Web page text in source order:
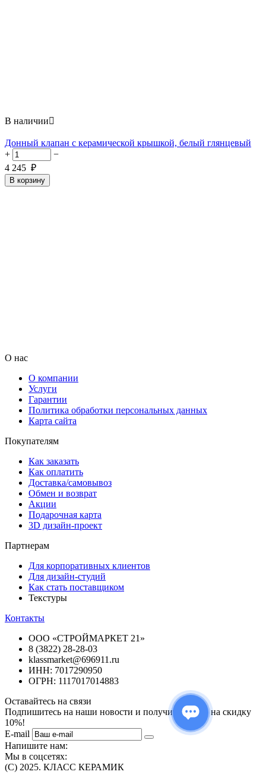
В наличии
Донный клапан с керамической крышкой, белый глянцевый
+
−
4 245 ₽
В корзину
О нас
О компании
Услуги
Гарантии
Политика обработки персональных данных
Карта сайта
Покупателям
Как заказать
Как оплатить
Доставка/самовывоз
Обмен и возврат
Акции
Подарочная карта
3D дизайн-проект
Партнерам
Для корпоративных клиентов
Для дизайн-студий
Как стать поставщиком
Текстуры
Контакты
ООО «СТРОЙМАРКЕТ 21»
8 (3822) 28-28-03
klassmarket@696911.ru
ИНН: 7017290950
ОГРН: 1117017014883
Оставайтесь на связи
Подпишитесь на наши новости и получите купон на скидку
10%!
E-mail
Напишите нам:
Мы в соцсетях:
(C) 2025. КЛАСС КЕРАМИК